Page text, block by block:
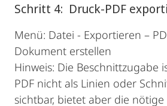
Schritt 4: Druck-PDF
Menü: Datei - Exportieren –
Dokument erstellen
Hinweis: Die Beschnittzugabe
PDF nicht als Linien oder
sichtbar, bietet aber die nötige